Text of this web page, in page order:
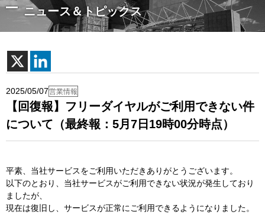
ニュース＆トピックス
2025/05/07営業情報
【回復報】フリーダイヤルがご利用できない件
について（最終報：5月7日19時00分時点）
平素、当社サービスをご利用いただきありがとうございます。
以下のとおり、当社サービスがご利用できない状況が発生しており
ましたが、
現在は復旧し、サービスが正常にご利用できるようになりました。